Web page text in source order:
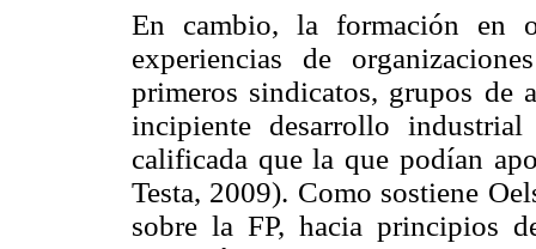
En cambio, la formación en
experiencias de
primeros sindicatos, grupos de
incipiente desarrollo
calificada que la que podían
Testa, 2009). Como sostiene
sobre la FP, hacia principios